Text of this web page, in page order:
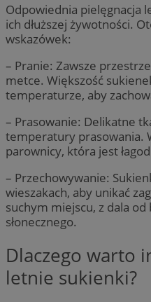
Odpowiednia pielęgnacja
ich dłuższej żywotności.
wskazówek:
– Pranie: Zawsze
metce. Większość
temperaturze, aby
– Prasowanie: Delikatne
temperatury prasowania.
parownicy, która jest
– Przechowywanie:
wieszakach, aby unikać
suchym miejscu, z dala od
słonecznego.
Dlaczego warto
letnie sukienki?